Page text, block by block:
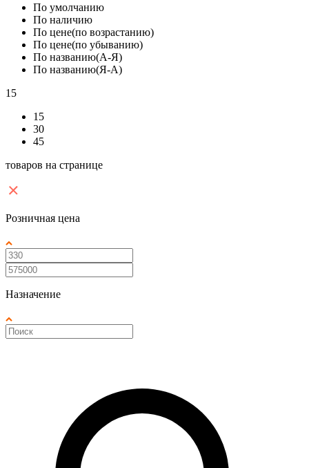
По умолчанию
По наличию
По цене(по возрастанию)
По цене(по убыванию)
По названию(А-Я)
По названию(Я-А)
15
15
30
45
товаров на странице
Розничная цена
Назначение